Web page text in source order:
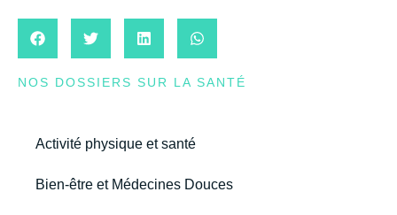
NOS DOSSIERS SUR LA SANTÉ
Activité physique et santé
Bien-être et Médecines Douces